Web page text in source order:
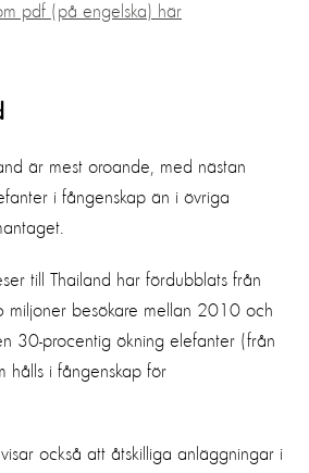
pdf (på engelska) här
är mest oroande, med nästan
i fångenskap än i övriga
till Thailand har fördubblats från
miljoner besökare mellan 2010 och
30-procentig ökning elefanter (från
i fångenskap för
också att åtskilliga anläggningar i